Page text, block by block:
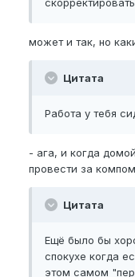
может и так, но
Цитата
Работа у тебя
- ага, и когда
провести за
Цитата
Ещё было бы
спокухе когда
этом самом